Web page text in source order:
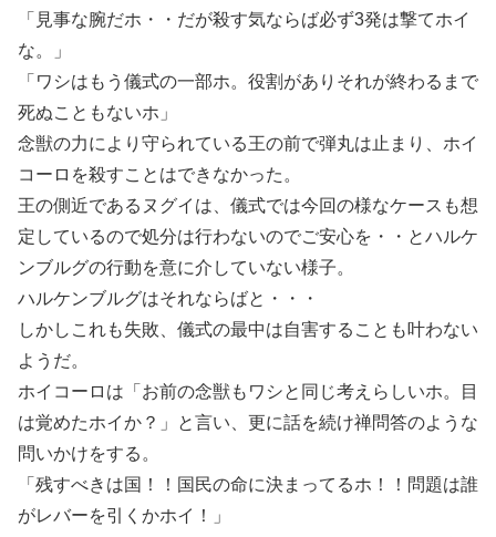
「見事な腕だホ・・だが殺す気ならば必ず3発は撃てホイ
な。」
「ワシはもう儀式の一部ホ。役割がありそれが終わるまで
死ぬこともないホ」
念獣の力により守られている王の前で弾丸は止まり、ホイ
コーロを殺すことはできなかった。
王の側近であるヌグイは、儀式では今回の様なケースも想
定しているので処分は行わないのでご安心を・・とハルケ
ンブルグの行動を意に介していない様子。
ハルケンブルグはそれならばと・・・
しかしこれも失敗、儀式の最中は自害することも叶わない
ようだ。
ホイコーロは「お前の念獣もワシと同じ考えらしいホ。目
は覚めたホイか？」と言い、更に話を続け禅問答のような
問いかけをする。
「残すべきは国！！国民の命に決まってるホ！！問題は誰
がレバーを引くかホイ！」